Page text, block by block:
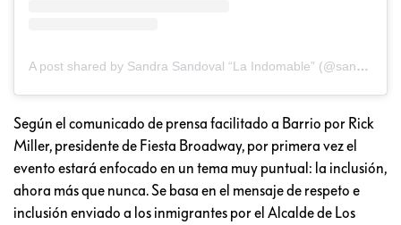
A post shared by Sandra Sandoval “La Indomable” (@sandrasandovaloficial)
Según el comunicado de prensa facilitado a Barrio por Rick
Miller, presidente de Fiesta Broadway, por primera vez el
evento estará enfocado en un tema muy puntual: la inclusión,
ahora más que nunca. Se basa en el mensaje de respeto e
inclusión enviado a los inmigrantes por el Alcalde de Los